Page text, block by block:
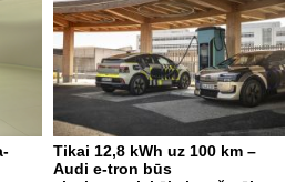
Tikai 12,8 kWh uz 100 km –
Audi e-tron būs